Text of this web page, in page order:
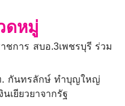
ดหมู่
ชการ สบอ.3เพชรบุรี ร่วม
. กันทรลักษ์ ทำบุญใหญ่
เยียวยาจากรัฐ